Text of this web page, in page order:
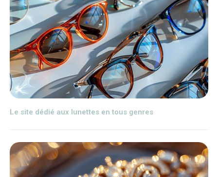
Le site dédié aux lunettes en tous genres